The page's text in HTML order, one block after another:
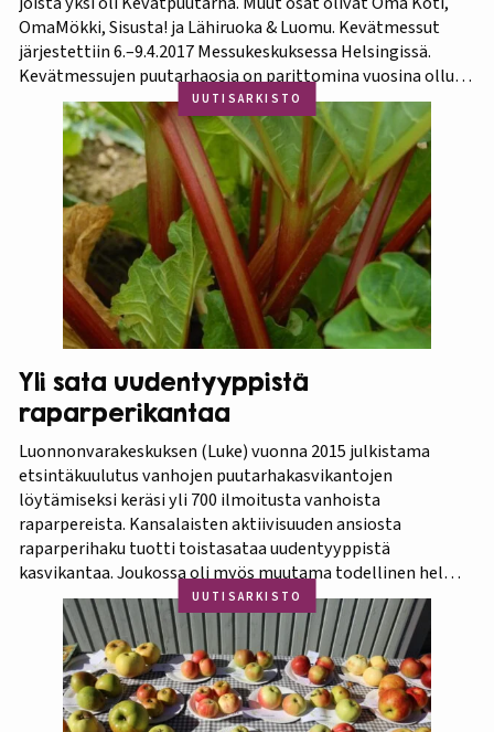
OmaMökki, Sisusta! ja Lähiruoka & Luomu. Kevätmessut
järjestettiin 6.–9.4.2017 Messukeskuksessa Helsingissä.
Kevätmessujen puutarhaosia on parittomina vuosina ollut
Kevätpuutarha ja parillisina Oma Piha -messut. Jatkossa
joka kevät puutarhanäyttelyn nimi tulee olemaan
Kevätpuutarha. Kevätpuutarhan kumppanina on
Puutarhaliitto.…
UUTISARKISTO
Yli sata uudentyyppistä
raparperikantaa
Luonnonvarakeskuksen (Luke) vuonna 2015 julkistama
etsintäkuulutus vanhojen puutarhakasvikantojen
löytämiseksi keräsi yli 700 ilmoitusta vanhoista
raparpereista. Kansalaisten aktiivisuuden ansiosta
raparperihaku tuotti toistasataa uudentyyppistä
kasvikantaa. Joukossa oli myös muutama todellinen helmi.
Koko aineistosta jatkotutkimuksiin pääsi 375 kasvia, joista
60 prosenttia osoittautui vihreä-punavartiseksi Victoria-
lajikkeeksi. Raparperitutkimus dokumentoitiin vaihe
vaiheelta elokuvaksi ”Raparperin kadonneita geenejä
etsimässä”. Elokuvan ensiesitys ja tutkimustulosten
julkistus…
UUTISARKISTO